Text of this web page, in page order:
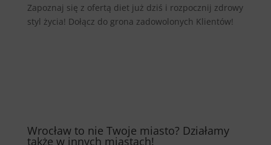
Zapoznaj się z ofertą diet już dziś i rozpocznij zdrowy
styl życia! Dołącz do grona zadowolonych Klientów!
Wrocław to nie Twoje miasto? Działamy
także w innych miastach!